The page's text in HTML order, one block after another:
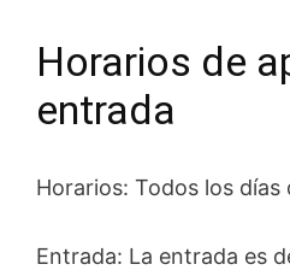
Horarios de
entrada
Horarios: Todos los días
Entrada: La entrada es